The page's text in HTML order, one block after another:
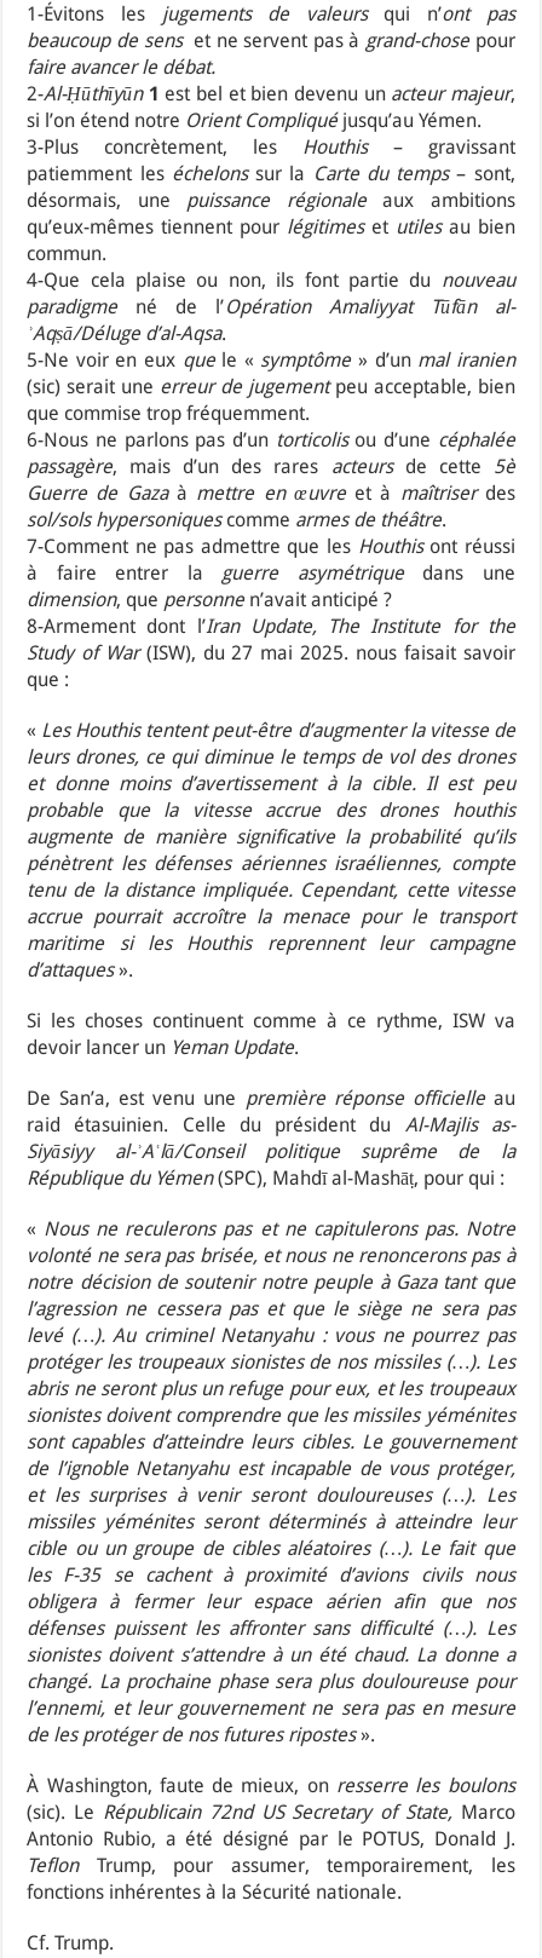
1-Évitons les jugements de valeursqui n’ont pas
beaucoup de senset ne servent pas à grand-chosepour
faire avancer le débat.
2-Al-Ḥūthīyūn 1 est bel et bien devenu un acteur majeur,
si l’on étend notre Orient Compliquéjusqu’au Yémen.
3-Plus concrètement, les
Houthis– gravissant
patiemment les échelonssur la Carte du temps– sont,
désormais, une puissance régionaleaux ambitions
qu’eux-mêmes tiennent pour légitimeset utilesau bien
commun.
4-Que cela plaise ou non, ils font partie du nouveau
paradigmené de l’Opération Amaliyyat Tūfān al-
ʾAqṣā/Déluge d’al-Aqsa.
5-Ne voir en eux quele « symptôme » d’unmal iranien
(sic) serait une erreur de jugementpeu acceptable, bien
que commise trop fréquemment.
6-Nous ne parlons pas d’un torticolisou d’une céphalée
passagère, mais d’un des rares acteursde cette 5è
Guerre de Gazaà mettre en œuvreet à maîtriserdes
sol/sols hypersoniquescomme armes de théâtre.
7-Comment ne pas admettre que les Houthisont réussi
à faire entrer la guerre asymétriquedans une
dimension, que personnen’avait anticipé ?
8-Armement dont l’Iran Update, The Institute for the
Study of War(ISW), du 27 mai 2025. nous faisait savoir
que :
« Les Houthis tentent peut-être d’augmenter la vitesse de
leurs drones, ce qui diminue le temps de vol des drones
et donne moins d’avertissement à la cible. Il est peu
probable que la vitesse accrue des drones houthis
augmente de manière significative la probabilité qu’ils
pénètrent les défenses aériennes israéliennes, compte
tenu de la distance impliquée. Cependant, cette vitesse
accrue pourrait accroître la menace pour le transport
maritime si les Houthis reprennent leur campagne
d’attaques».
Si les choses continuent comme à ce rythme, ISW va
devoir lancer un Yeman Update.
De San’a, est venu une première réponse officielleau
raid étasuinien. Celle du président du Al-Majlis as-
Siyāsiyy al-ʾAʿlā/Conseil politique suprême de la
République du Yémen(SPC), Mahdī al-Mashāṭ, pour qui :
« Nous ne reculerons pas et ne capitulerons pas. Notre
volonté ne sera pas brisée, et nous ne renoncerons pas à
notre décision de soutenir notre peuple à Gaza tant que
l’agression ne cessera pas et que le siège ne sera pas
levé (…). Au criminel Netanyahu : vous ne pourrez pas
protéger les troupeaux sionistes de nos missiles (…). Les
abris ne seront plus un refuge pour eux, et les troupeaux
sionistes doivent comprendre que les missiles yéménites
sont capables d’atteindre leurs cibles. Le gouvernement
de l’ignoble Netanyahu est incapable de vous protéger,
et les surprises à venir seront douloureuses (…). Les
missiles yéménites seront déterminés à atteindre leur
cible ou un groupe de cibles aléatoires (…). Le fait que
les F-35 se cachent à proximité d’avions civils nous
obligera à fermer leur espace aérien afin que nos
défenses puissent les affronter sans difficulté (…). Les
sionistes doivent s’attendre à un été chaud. La donne a
changé. La prochaine phase sera plus douloureuse pour
l’ennemi, et leur gouvernement ne sera pas en mesure
de les protéger de nos futures ripostes».
À Washington, faute de mieux, onresserre les boulons
(sic). Le Républicain 72nd US Secretary of State,Marco
Antonio Rubio, a été désigné par le POTUS, Donald J.
TeflonTrump, pour assumer, temporairement, les
fonctions inhérentes à la Sécurité nationale.
Cf. Trump.